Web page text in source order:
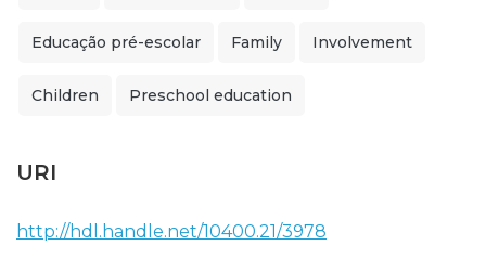
Educação pré-escolar Family Involvement
Children Preschool education
URI
http://hdl.handle.net/10400.21/3978